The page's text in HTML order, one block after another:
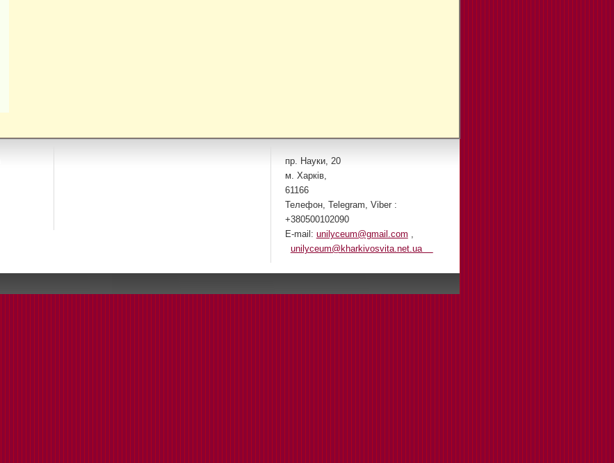
пр. Науки, 20
м. Харків,
61166
Телефон, Telegram, Viber :
+380500102090
E-mail: unilyceum@gmail.com
unilyceum@kharkivosvita.net.ua